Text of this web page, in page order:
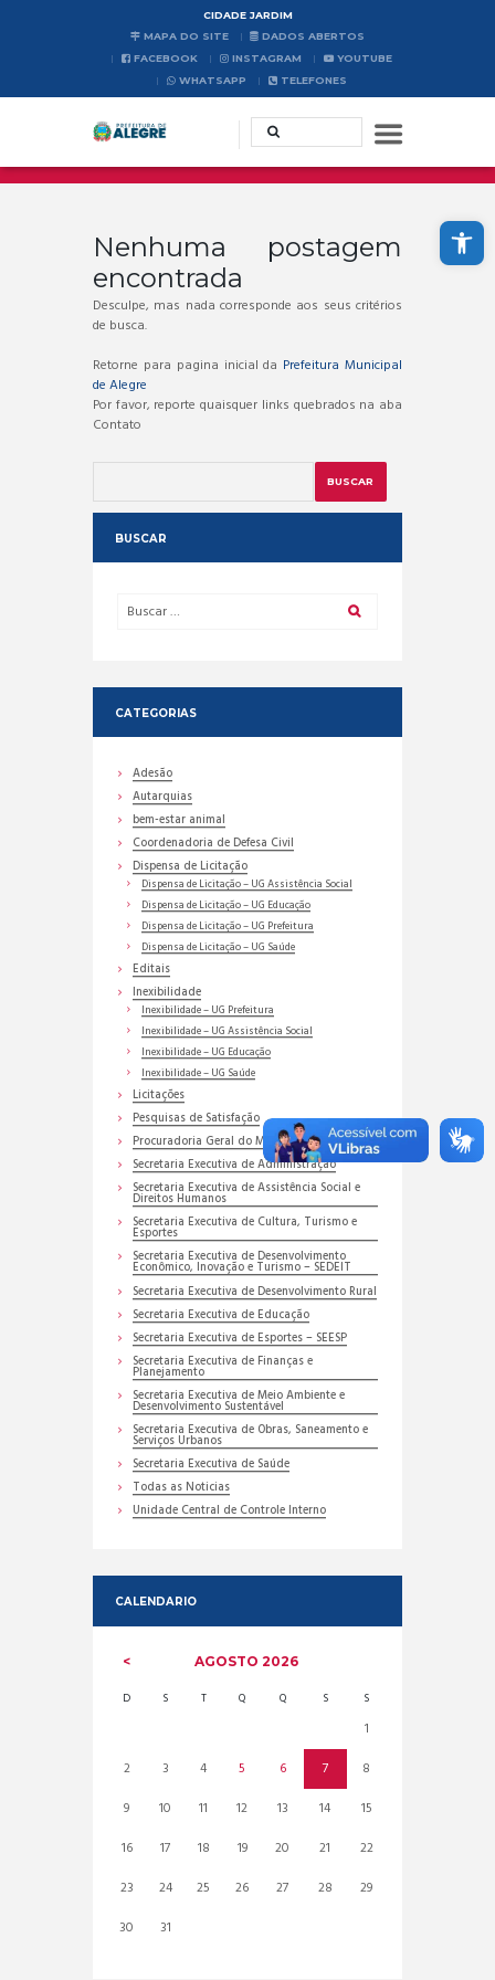
Abrir a barra de ferramentas
CIDADE JARDIM
MAPA DO SITE
DADOS ABERTOS
FACEBOOK
INSTAGRAM
YOUTUBE
WHATSAPP
TELEFONES
Nenhuma postagem
encontrada
Desculpe, mas nada corresponde aos seus critérios
de busca.
Retorne para pagina inicial da Prefeitura Municipal
de Alegre
Por favor, reporte quaisquer links quebrados na aba
Contato
BUSCAR
CATEGORIAS
Adesão
Autarquias
bem-estar animal
Coordenadoria de Defesa Civil
Dispensa de Licitação
Dispensa de Licitação – UG Assistência Social
Dispensa de Licitação – UG Educação
Dispensa de Licitação – UG Prefeitura
Dispensa de Licitação – UG Saúde
Editais
Inexibilidade
Inexibilidade – UG Prefeitura
Inexibilidade – UG Assistência Social
Inexibilidade – UG Educação
Inexibilidade – UG Saúde
Licitações
Pesquisas de Satisfação
Procuradoria Geral do Município
Secretaria Executiva de Administração
Secretaria Executiva de Assistência Social e
Direitos Humanos
Secretaria Executiva de Cultura, Turismo e
Esportes
Secretaria Executiva de Desenvolvimento
Econômico, Inovação e Turismo – SEDEIT
Secretaria Executiva de Desenvolvimento Rural
Secretaria Executiva de Educação
Secretaria Executiva de Esportes – SEESP
Secretaria Executiva de Finanças e
Planejamento
Secretaria Executiva de Meio Ambiente e
Desenvolvimento Sustentável
Secretaria Executiva de Obras, Saneamento e
Serviços Urbanos
Secretaria Executiva de Saúde
Todas as Noticias
Unidade Central de Controle Interno
CALENDARIO
AGOSTO2026
D S T Q Q S S
1
2
3 4 5 6 7
8
9
10 11 12 13 14
15
16
17 18 19 20 21
22
23
24 25 26 27 28
29
30
31